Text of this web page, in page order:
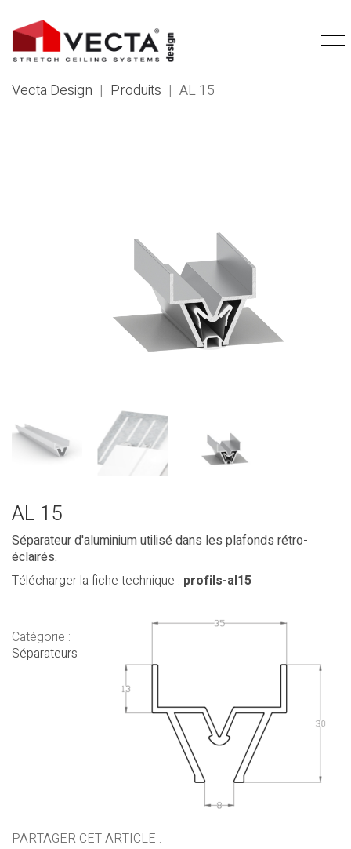
Vecta Design | Produits | AL 15
AL 15
Séparateur d'aluminium utilisé dans les plafonds rétro-
éclairés.
Télécharger la fiche technique : profils-al15
Catégorie :
Séparateurs
PARTAGER CET ARTICLE :